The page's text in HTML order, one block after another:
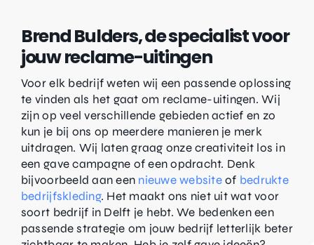
Brend Bulders, de specialist voor
jouw reclame-uitingen
Voor elk bedrijf weten wij een passende oplossing
te vinden als het gaat om reclame-uitingen. Wij
zijn op veel verschillende gebieden actief en zo
kun je bij ons op meerdere manieren je merk
uitdragen. Wij laten graag onze creativiteit los in
een gave campagne of een opdracht. Denk
bijvoorbeeld aan een nieuwe websiteof bedrukte
bedrijfskleding. Het maakt ons niet uit wat voor
soort bedrijf in Delft je hebt. We bedenken een
passende strategie om jouw bedrijf letterlijk beter